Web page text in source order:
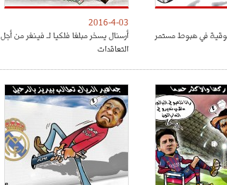
في هبوط مستمر
2016-4-03
أرسنال يسخر مبلغا فلكيا لـ فينغر من أجل
التعاقدات